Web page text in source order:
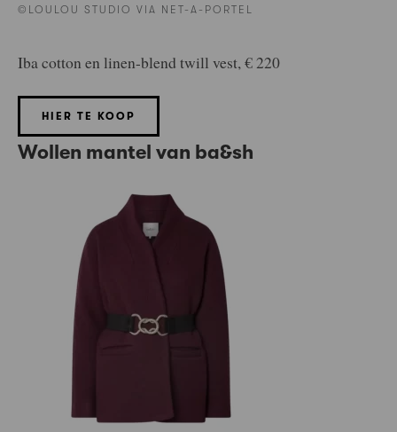
©LOULOU STUDIO VIA NET-A-PORTEL
Iba cotton en linen-blend twill vest, € 220
HIER TE KOOP
Wollen mantel van ba&sh